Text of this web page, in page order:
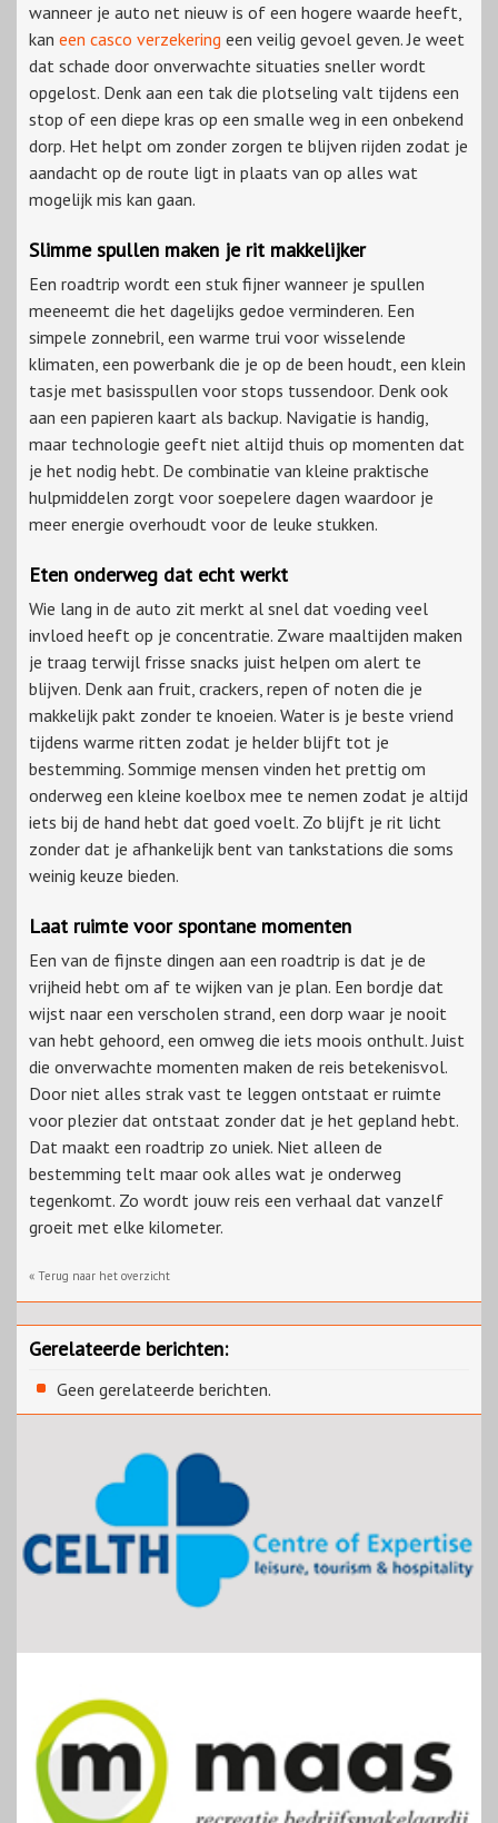
wanneer je auto net nieuw is of een hogere waarde heeft,
kan een casco verzekering een veilig gevoel geven. Je weet
dat schade door onverwachte situaties sneller wordt
opgelost. Denk aan een tak die plotseling valt tijdens een
stop of een diepe kras op een smalle weg in een onbekend
dorp. Het helpt om zonder zorgen te blijven rijden zodat je
aandacht op de route ligt in plaats van op alles wat
mogelijk mis kan gaan.
Slimme spullen maken je rit makkelijker
Een roadtrip wordt een stuk fijner wanneer je spullen
meeneemt die het dagelijks gedoe verminderen. Een
simpele zonnebril, een warme trui voor wisselende
klimaten, een powerbank die je op de been houdt, een klein
tasje met basisspullen voor stops tussendoor. Denk ook
aan een papieren kaart als backup. Navigatie is handig,
maar technologie geeft niet altijd thuis op momenten dat
je het nodig hebt. De combinatie van kleine praktische
hulpmiddelen zorgt voor soepelere dagen waardoor je
meer energie overhoudt voor de leuke stukken.
Eten onderweg dat echt werkt
Wie lang in de auto zit merkt al snel dat voeding veel
invloed heeft op je concentratie. Zware maaltijden maken
je traag terwijl frisse snacks juist helpen om alert te
blijven. Denk aan fruit, crackers, repen of noten die je
makkelijk pakt zonder te knoeien. Water is je beste vriend
tijdens warme ritten zodat je helder blijft tot je
bestemming. Sommige mensen vinden het prettig om
onderweg een kleine koelbox mee te nemen zodat je altijd
iets bij de hand hebt dat goed voelt. Zo blijft je rit licht
zonder dat je afhankelijk bent van tankstations die soms
weinig keuze bieden.
Laat ruimte voor spontane momenten
Een van de fijnste dingen aan een roadtrip is dat je de
vrijheid hebt om af te wijken van je plan. Een bordje dat
wijst naar een verscholen strand, een dorp waar je nooit
van hebt gehoord, een omweg die iets moois onthult. Juist
die onverwachte momenten maken de reis betekenisvol.
Door niet alles strak vast te leggen ontstaat er ruimte
voor plezier dat ontstaat zonder dat je het gepland hebt.
Dat maakt een roadtrip zo uniek. Niet alleen de
bestemming telt maar ook alles wat je onderweg
tegenkomt. Zo wordt jouw reis een verhaal dat vanzelf
groeit met elke kilometer.
« Terug naar het overzicht
Gerelateerde berichten:
Geen gerelateerde berichten.